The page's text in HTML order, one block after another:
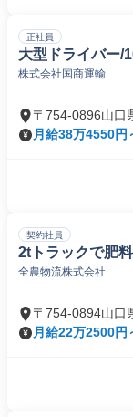
正社員
大型ドライバー/
株式会社国商運輸
〒754-0896山口
月給38万4550円
契約社員
2tトラックで肥
全農物流株式会社
〒754-0894山口
月給22万2500円